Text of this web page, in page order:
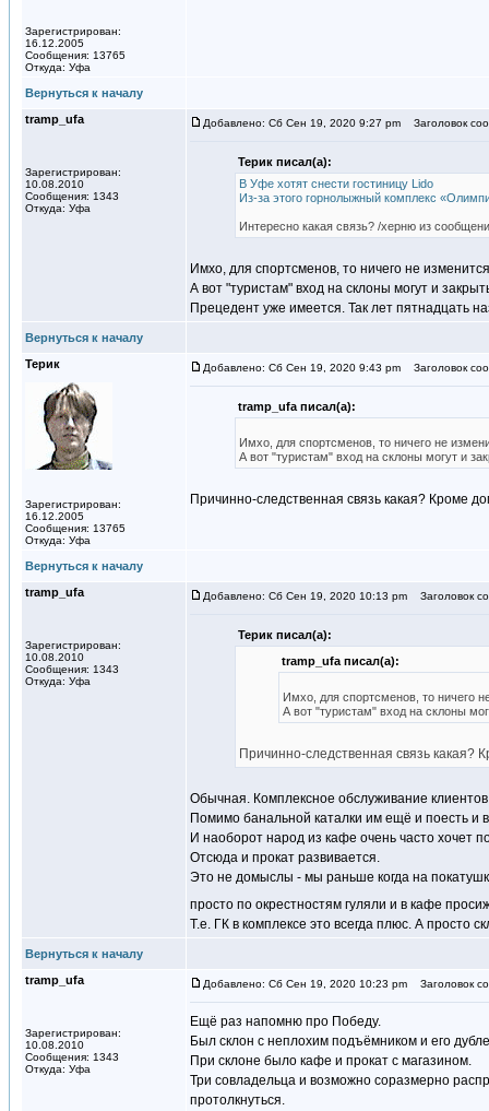
Зарегистрирован:
16.12.2005
Сообщения: 13765
Откуда: Уфа
Вернуться к началу
tramp_ufa
Зарегистрирован:
10.08.2010
Сообщения: 1343
Откуда: Уфа
Добавлено: Сб Сен 19, 2020 9:27 pm Заголовок
Терик писал(а):
В Уфе хотят снести гостиницу Lido
Из-за этого горнолыжный комплекс
Интересно какая связь? /херню из
Имхо, для спортсменов, то ничего не
А вот "туристам" вход на склоны могут и
Прецедент уже имеется. Так лет пятнадцать
Вернуться к началу
Терик
Зарегистрирован:
16.12.2005
Сообщения: 13765
Откуда: Уфа
Добавлено: Сб Сен 19, 2020 9:43 pm Заголовок
tramp_ufa писал(а):
Имхо, для спортсменов, то ничего не
А вот "туристам" вход на склоны могут и
Причинно-следственная связь какая? Кроме
Вернуться к началу
tramp_ufa
Зарегистрирован:
10.08.2010
Сообщения: 1343
Откуда: Уфа
Добавлено: Сб Сен 19, 2020 10:13 pm Заголовок
Терик писал(а):
tramp_ufa писал(а):
Имхо, для спортсменов, то ничего
А вот "туристам" вход на склоны
Причинно-следственная связь какая?
Обычная. Комплексное обслуживание
Помимо банальной каталки им ещё и поесть и
И наоборот народ из кафе очень часто хочет
Отсюда и прокат развивается.
Это не домыслы - мы раньше когда на
просто по окрестностям гуляли и в кафе
Т.е. ГК в комплексе это всегда плюс. А просто
Вернуться к началу
tramp_ufa
Зарегистрирован:
10.08.2010
Сообщения: 1343
Откуда: Уфа
Добавлено: Сб Сен 19, 2020 10:23 pm Заголовок
Ещё раз напомню про Победу.
Был склон с неплохим подъёмником и его
При склоне было кафе и прокат с магазином.
Три совладельца и возможно соразмерно
протолкнуться.